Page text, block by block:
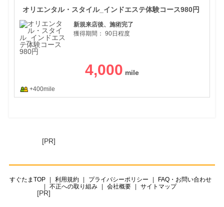
オリエンタル・スタイル_インドエステ体験コース980円
新規来店後、施術完了
獲得期間： 90日程度
4,000
+400mile
[PR]
すぐたまTOP 利用規約 プライバシーポリシー
FAQ・お問い合わせ
不正への取り組み
会社概要 サイトマップ
[PR]